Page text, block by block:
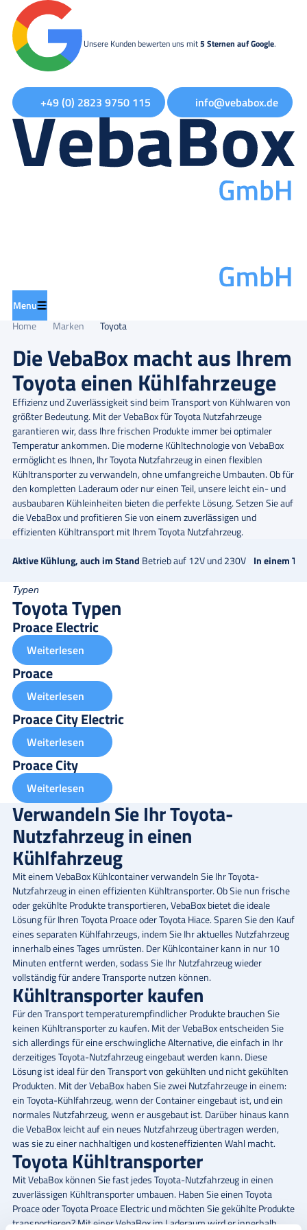
Unsere Kunden bewerten uns mit5 Sternen auf Google.
+49 (0) 2823 9750 115 info@vebabox.de
Menu
Home
Marken Toyota
Die VebaBox macht aus Ihrem
Toyota einen Kühlfahrzeuge
Effizienz und Zuverlässigkeit sind beim Transport von Kühlwaren von
größter Bedeutung. Mit der VebaBox für Toyota Nutzfahrzeuge
garantieren wir, dass Ihre frischen Produkte immer bei optimaler
Temperatur ankommen. Die moderne Kühltechnologie von VebaBox
ermöglicht es Ihnen, Ihr Toyota Nutzfahrzeug in einen flexiblen
Kühltransporter zu verwandeln, ohne umfangreiche Umbauten. Ob für
den kompletten Laderaum oder nur einen Teil, unsere leicht ein- und
ausbaubaren Kühleinheiten bieten die perfekte Lösung. Setzen Sie auf
die VebaBox und profitieren Sie von einem zuverlässigen und
effizienten Kühltransport mit Ihrem Toyota Nutzfahrzeug.
Aktive Kühlung, auch im Stand Betrieb auf 12V und 230V In einem
Typen
Toyota Typen
Proace Electric
Weiterlesen
Proace
Weiterlesen
Proace City Electric
Weiterlesen
Proace City
Weiterlesen
Verwandeln Sie Ihr Toyota-
Nutzfahrzeug in einen
Kühlfahrzeug
Mit einem VebaBox Kühlcontainer verwandeln Sie Ihr Toyota-
Nutzfahrzeug in einen effizienten Kühltransporter. Ob Sie nun frische
oder gekühlte Produkte transportieren, VebaBox bietet die ideale
Lösung für Ihren Toyota Proace oder Toyota Hiace. Sparen Sie den Kauf
eines separaten Kühlfahrzeugs, indem Sie Ihr aktuelles Nutzfahrzeug
innerhalb eines Tages umrüsten. Der Kühlcontainer kann in nur 10
Minuten entfernt werden, sodass Sie Ihr Nutzfahrzeug wieder
vollständig für andere Transporte nutzen können.
Kühltransporter kaufen
Für den Transport temperaturempfindlicher Produkte brauchen Sie
keinen Kühltransporter zu kaufen. Mit der VebaBox entscheiden Sie
sich allerdings für eine erschwingliche Alternative, die einfach in Ihr
derzeitiges Toyota-Nutzfahrzeug eingebaut werden kann. Diese
Lösung ist ideal für den Transport von gekühlten und nicht gekühlten
Produkten. Mit der VebaBox haben Sie zwei Nutzfahrzeuge in einem:
ein Toyota-Kühlfahrzeug, wenn der Container eingebaut ist, und ein
normales Nutzfahrzeug, wenn er ausgebaut ist. Darüber hinaus kann
die VebaBox leicht auf ein neues Nutzfahrzeug übertragen werden,
was sie zu einer nachhaltigen und kosteneffizienten Wahl macht.
Toyota Kühltransporter
Mit VebaBox können Sie fast jedes Toyota-Nutzfahrzeug in einen
zuverlässigen Kühltransporter umbauen. Haben Sie einenToyota
ProaceoderToyota Proace Electricund möchten Sie gekühlte Produkte
transportieren? Mit einer VebaBox im Laderaum wird er innerhalb